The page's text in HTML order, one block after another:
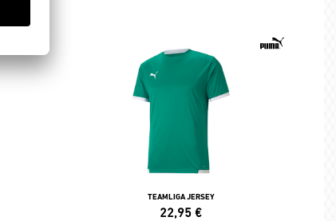
TEAMLIGA JERSEY
22,95 €